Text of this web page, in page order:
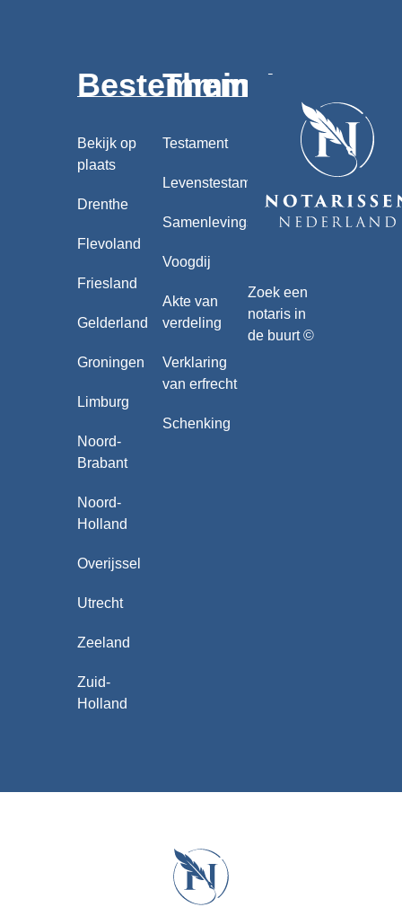
Bestemmingen
Bekijk op
plaats
Drenthe
Flevoland
Friesland
Gelderland
Groningen
Limburg
Noord-
Brabant
Noord-
Holland
Overijssel
Utrecht
Zeeland
Zuid-
Holland
Thema's
Testament
Levenstestament
Samenlevingscontract
Voogdij
Akte van
verdeling
Verklaring
van erfrecht
Schenking
Zoek een
notaris in
de buurt ©